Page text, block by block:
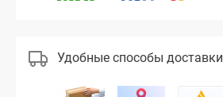
Удобные способы доставки